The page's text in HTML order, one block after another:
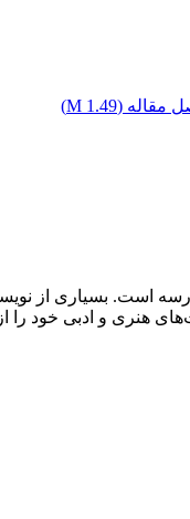
مقاله (1.49 M
)
است. بسیاری از